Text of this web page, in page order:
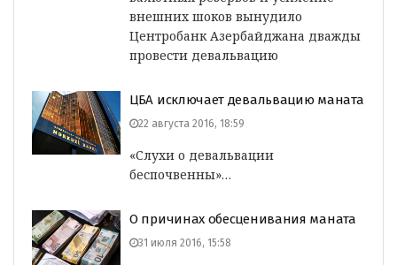
внешних шоков вынудило
Центробанк Азербайджана дважды
провести девальвацию
ЦБА исключает девальвацию маната
22 августа 2016, 18:59
«Слухи о девальвации
беспочвенны»…
О причинах обесценивания маната
31 июля 2016, 15:58